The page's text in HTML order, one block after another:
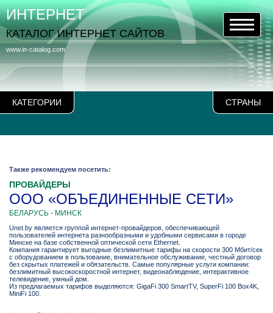
КАТЕГОРИИ СТРАНЫ
www.in-catalog.com
ИНТЕРНЕТ
КАТАЛОГ ИНТЕРНЕТ САЙТОВ
Также рекомендуем посетить:
ПРОВАЙДЕРЫ
ООО «ОБЪЕДИНЕННЫЕ СЕТИ»
БЕЛАРУСЬ - МИНСК
Unet.by является группой интернет-провайдеров, обеспечивающей
пользователей интернета разнообразными и удобными сервисами в городе
Минске на базе собственной оптической сети Ethernet.
Компания гарантирует выгодные безлимитные тарифы на скорости 300 Мбит/сек
с оборудованием в пользование, внимательное обслуживание, честный договор
без скрытых платежей и обязательств. Самые популярные услуги компании:
безлимитный высокоскоростной интернет, видеонаблюдение, интерактивное
телевидение, умный дом.
Из предлагаемых тарифов выделяются: GigaFi 300 SmartTV, SuperFi 100 Box4K,
MiniFi 100.